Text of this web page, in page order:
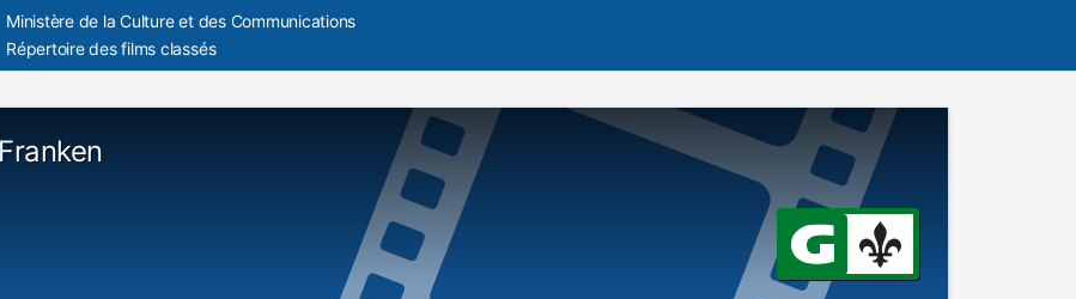
Ministère de la Culture et des Communications
Répertoire des films classés